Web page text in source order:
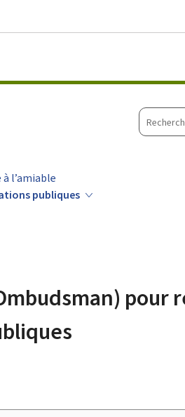
sur
l’amiable
publiques
pour